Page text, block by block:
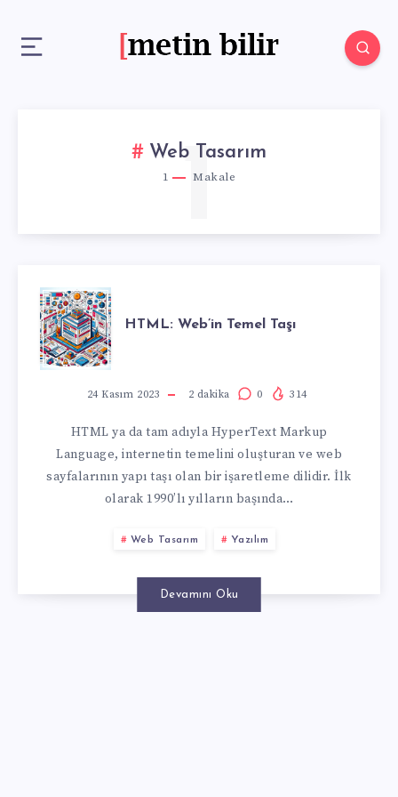
Web Tasarım
1 Makale
1
HTML:
WEB’IN
TEMEL
TAŞI
HTML: Web’in Temel Taşı
24 Kasım 2023 2 dakika 0 314
HTML ya da tam adıyla HyperText Markup
Language, internetin temelini oluşturan ve web
sayfalarının yapı taşı olan bir işaretleme dilidir. İlk
olarak 1990’lı yılların başında…
Web Tasarım Yazılım
Devamını Oku